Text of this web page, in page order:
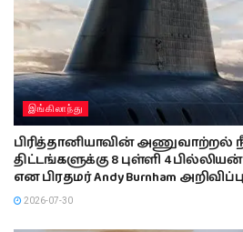
இங்கிலாந்து
பிரித்தானியாவின் அணுவாற்றல்
திட்டங்களுக்கு 8 புள்ளி 4
என பிரதமர் Andy Burnham
2026-07-30